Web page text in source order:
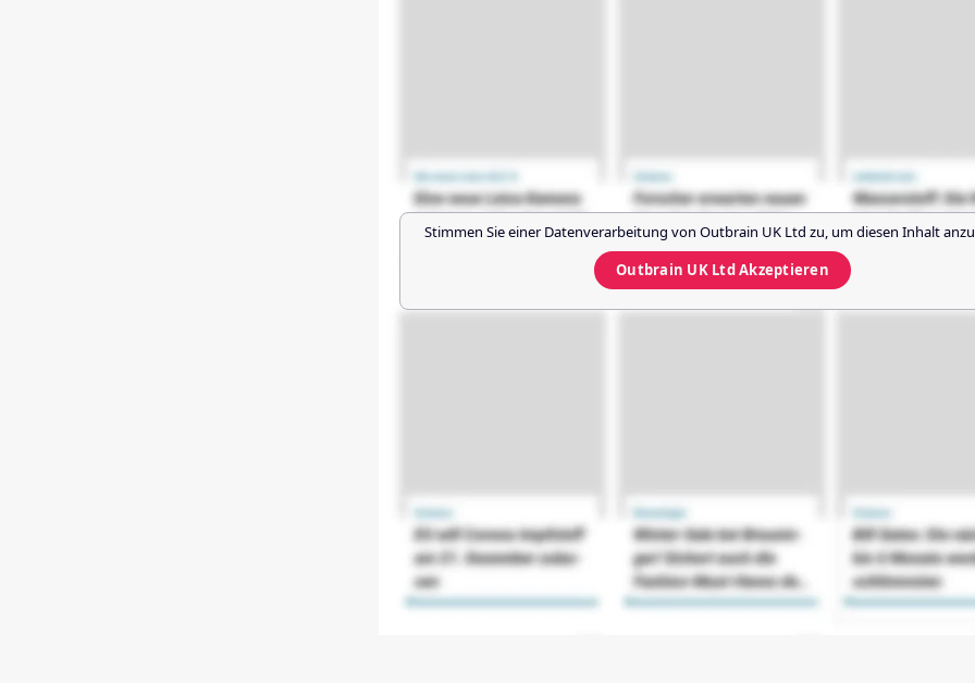
Stimmen Sie einer Datenverarbeitung von Outbrain UK Ltd zu, um diesen Inhalt
Outbrain UK LtdAkzeptieren